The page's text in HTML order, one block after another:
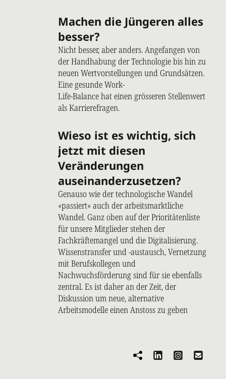
Machen die Jüngeren alles
besser?
Nicht besser, aber anders. Angefangen von
der Handhabung der Technologie bis hin zu
neuen Wertvorstellungen und Grundsätzen.
Eine gesunde Work-
Life-Balance hat einen grösseren Stellenwert
als Karrierefragen.
Wieso ist es wichtig, sich
jetzt mit diesen
Veränderungen
auseinanderzusetzen?
Genauso wie der technologische Wandel
«passiert» auch der arbeitsmarktliche
Wandel. Ganz oben auf der Prioritätenliste
für unsere Mitglieder stehen der
Fachkräftemangel und die Digitalisierung.
Wissenstransfer und -austausch, Vernetzung
mit Berufskollegen und
Nachwuchsförderung sind für sie ebenfalls
zentral. Es ist daher an der Zeit, der
Diskussion um neue, alternative
Arbeitsmodelle einen Anstoss zu geben